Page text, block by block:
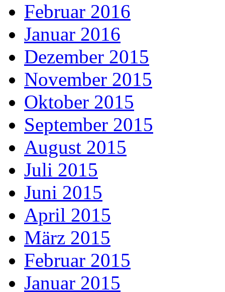
Februar 2016
Januar 2016
Dezember 2015
November 2015
Oktober 2015
September 2015
August 2015
Juli 2015
Juni 2015
April 2015
März 2015
Februar 2015
Januar 2015